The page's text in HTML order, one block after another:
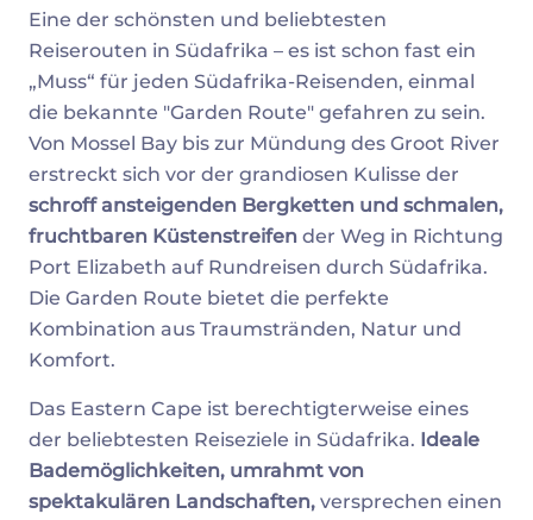
Eine der schönsten und beliebtesten
Reiserouten in Südafrika – es ist schon fast ein
„Muss“ für jeden Südafrika-Reisenden, einmal
die bekannte "Garden Route" gefahren zu sein.
Von Mossel Bay bis zur Mündung des Groot River
erstreckt sich vor der grandiosen Kulisse der
schroff ansteigenden Bergketten und schmalen,
fruchtbaren Küstenstreifen der Weg in Richtung
Port Elizabeth auf Rundreisen durch Südafrika.
Die Garden Route bietet die perfekte
Kombination aus Traumstränden, Natur und
Komfort.
Das Eastern Cape ist berechtigterweise eines
der beliebtesten Reiseziele in Südafrika. Ideale
Bademöglichkeiten, umrahmt von
spektakulären Landschaften, versprechen einen